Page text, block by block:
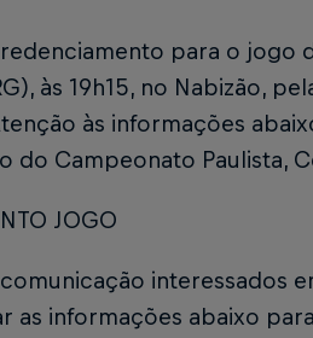
para o jogo
às 19h15, no Nabizão,
às informações
do Campeonato Paulista,
JOGO
interessados
as informações abaixo